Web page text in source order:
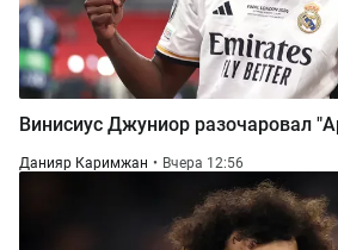
Винисиус Джуниор разочаровал
Данияр Каримжан Вчера 12:56